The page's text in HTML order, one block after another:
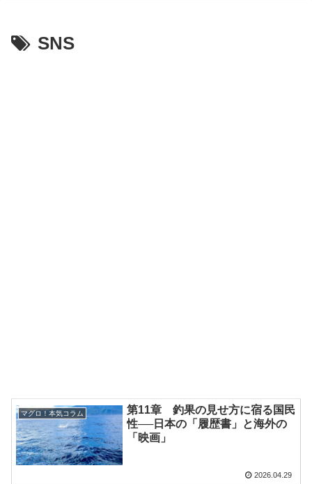
SNS
マグロ！本気コラム
第11章 釣果の見せ方に宿る国民
性──日本の「履歴書」と海外の
「映画」
2026.04.29